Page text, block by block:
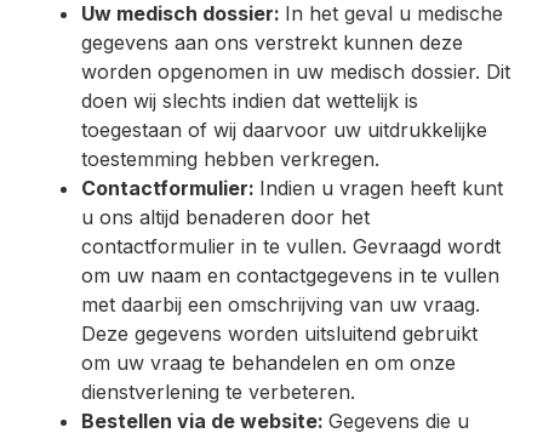
Uw medisch dossier: In het geval u medische
gegevens aan ons verstrekt kunnen deze
worden opgenomen in uw medisch dossier. Dit
doen wij slechts indien dat wettelijk is
toegestaan of wij daarvoor uw uitdrukkelijke
toestemming hebben verkregen.
Contactformulier: Indien u vragen heeft kunt
u ons altijd benaderen door het
contactformulier in te vullen. Gevraagd wordt
om uw naam en contactgegevens in te vullen
met daarbij een omschrijving van uw vraag.
Deze gegevens worden uitsluitend gebruikt
om uw vraag te behandelen en om onze
dienstverlening te verbeteren.
Bestellen via de website: Gegevens die u